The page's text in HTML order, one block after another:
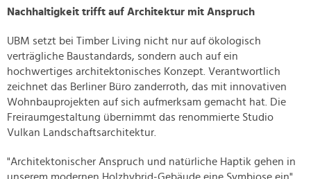
Nachhaltigkeit trifft auf Architektur mit Anspruch
UBM setzt bei Timber Living nicht nur auf ökologisch
verträgliche Baustandards, sondern auch auf ein
hochwertiges architektonisches Konzept. Verantwortlich
zeichnet das Berliner Büro zanderroth, das mit innovativen
Wohnbauprojekten auf sich aufmerksam gemacht hat. Die
Freiraumgestaltung übernimmt das renommierte Studio
Vulkan Landschaftsarchitektur.
"Architektonischer Anspruch und natürliche Haptik gehen in